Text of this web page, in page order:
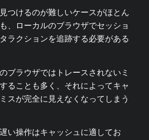
つけるのが難しいケースがほとん
、ローカルのブラウザでセッショ
ラクションを追跡する必要がある
ブラウザではトレースされないミ
ることも多く、それによってキャ
スが完全に見えなくなってしまう
い操作はキャッシュに適してお